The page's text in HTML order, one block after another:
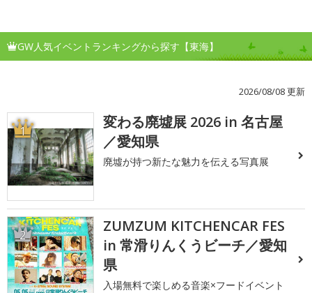
GW人気イベントランキングから探す【東海】
2026/08/08 更新
1
変わる廃墟展 2026 in 名古屋
／愛知県
廃墟が持つ新たな魅力を伝える写真展
2
ZUMZUM KITCHENCAR FES
in 常滑りんくうビーチ／愛知
県
入場無料で楽しめる音楽×フードイベント